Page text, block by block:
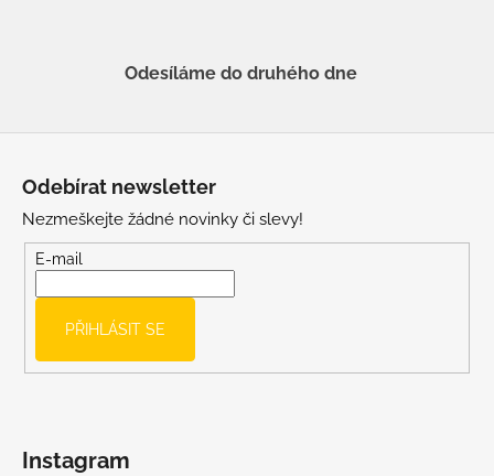
Odesíláme do druhého dne
Odebírat newsletter
Nezmeškejte žádné novinky či slevy!
E-mail
PŘIHLÁSIT SE
Instagram